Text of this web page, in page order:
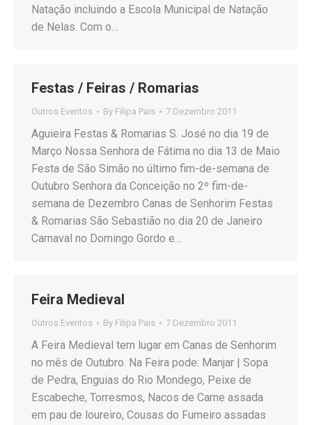
Natação incluindo a Escola Municipal de Natação
de Nelas. Com o…
Festas / Feiras / Romarias
Outros Eventos By Filipa Pais 7 Dezembro 2011
Aguieira Festas & Romarias S. José no dia 19 de
Março Nossa Senhora de Fátima no dia 13 de Maio
Festa de São Simão no último fim-de-semana de
Outubro Senhora da Conceição no 2º fim-de-
semana de Dezembro Canas de Senhorim Festas
& Romarias São Sebastião no dia 20 de Janeiro
Carnaval no Domingo Gordo e…
Feira Medieval
Outros Eventos By Filipa Pais 7 Dezembro 2011
A Feira Medieval tem lugar em Canas de Senhorim
no mês de Outubro. Na Feira pode: Manjar | Sopa
de Pedra, Enguias do Rio Mondego, Peixe de
Escabeche, Torresmos, Nacos de Carne assada
em pau de loureiro, Cousas do Fumeiro assadas